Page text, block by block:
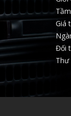
Giá
Đối
Thư